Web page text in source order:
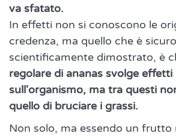
va sfatato.
In effetti non si conoscono le
credenza, ma quello che è
scientificamente dimostrato, è
regolare di ananas svolge effetti
sull'organismo, ma tra questi
quello di bruciare i grassi.
Non solo, ma essendo un